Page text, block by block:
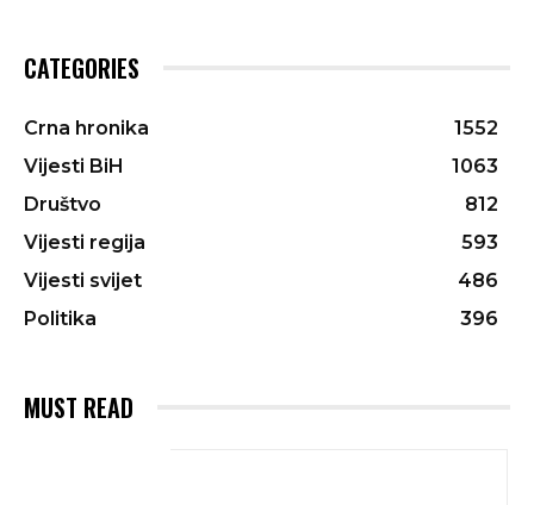
CATEGORIES
Crna hronika
1552
Vijesti BiH
1063
Društvo
812
Vijesti regija
593
Vijesti svijet
486
Politika
396
MUST READ